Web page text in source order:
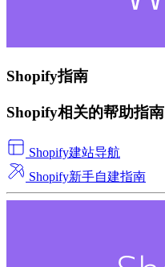
Shopify指南
Shopify相关的帮助指南
Shopify建站导航
Shopify新手自建指南